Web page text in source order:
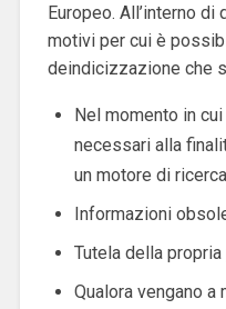
Europeo. All’interno di
motivi per cui è
deindicizzazione che
Nel momento in
necessari alla
un motore di
Informazioni
Tutela della propria
Qualora vengano